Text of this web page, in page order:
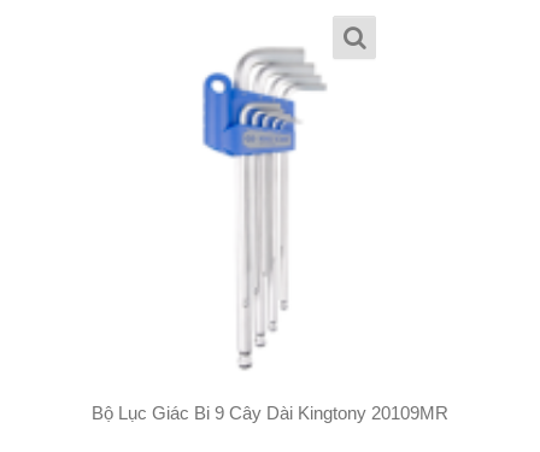
Bộ Lục Giác Bi 9 Cây Dài Kingtony 20109MR